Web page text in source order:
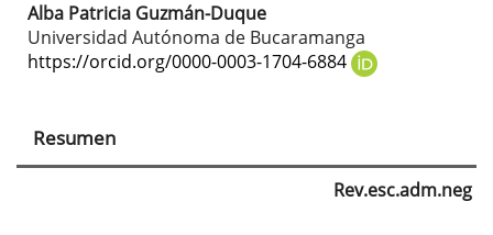
Alba Patricia Guzmán-Duque
Universidad Autónoma de Bucaramanga
https://orcid.org/0000-0003-1704-6884
Resumen
Rev.esc.adm.neg